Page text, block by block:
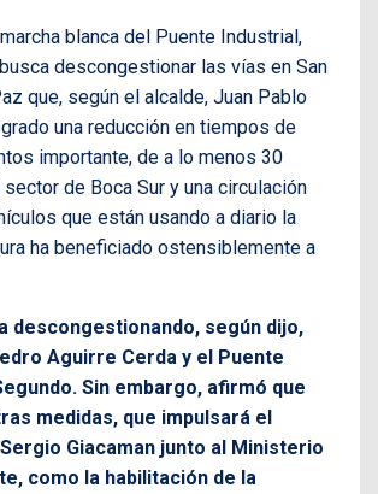
blanca del Puente Industrial,
descongestionar las vías en San
que, según el alcalde, Juan Pablo
una reducción en tiempos de
importante, de a lo menos 30
de Boca Sur y una circulación
que están usando a diario la
ha beneficiado ostensiblemente a
descongestionando, según dijo,
Aguirre Cerda y el Puente
Sin embargo, afirmó que
medidas, que impulsará el
Giacaman junto al Ministerio
como la habilitación de la